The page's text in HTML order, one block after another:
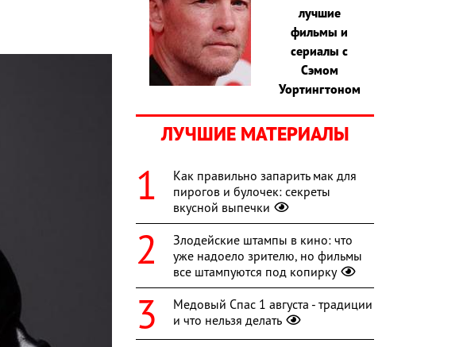
лучшие
фильмы и
сериалы с
Сэмом
Уортингтоном
ЛУЧШИЕ МАТЕРИАЛЫ
Как правильно запарить мак для
пирогов и булочек: секреты
вкусной выпечки
Злодейские штампы в кино: что
уже надоело зрителю, но фильмы
все штампуются под копирку
Медовый Спас 1 августа - традиции
и что нельзя делать